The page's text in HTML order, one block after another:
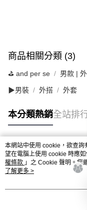
商品相關分類 (3)
⛳️ and per se 男款 |
▶男裝 外搭 外套
本分類熱銷全站排
熱門標籤
本網站中使用 cookie，欲查詢
望在電腦上使用 cookie 時應
權條款 」之 Cookie 聲明。您
用條款之 Cookie 聲明使用
了解更多 >